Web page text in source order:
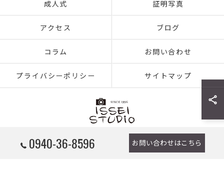
0940-36-8596 お問い合わせはこちら
成人式 証明写真
アクセス ブログ
コラム お問い合わせ
プライバシーポリシー サイトマップ
© 2026 福岡県宗像市の写真館ならフォトスタジオ イッセイ ALL RIGHTS RESERVED.